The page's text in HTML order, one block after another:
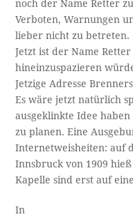
noch der Name Retter
Verboten, Warnungen
lieber nicht zu betreten.
Jetzt ist der Name
hineinzuspazieren
Jetzige Adresse
Es wäre jetzt natürlich
ausgeklinkte Idee
zu planen. Eine
Internetweisheiten: auf
Innsbruck von 1909
Kapelle sind erst auf
In